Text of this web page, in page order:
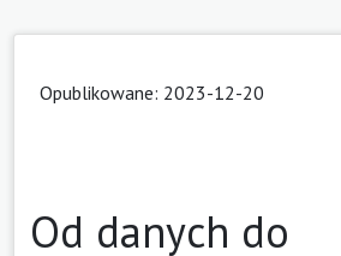
Opublikowane: 2023-12-20
Od danych do